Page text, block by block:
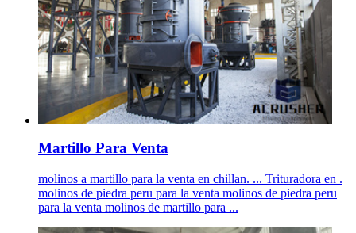
Martillo Para Venta
molinos a martillo para la venta en chillan. ... Trituradora en .
molinos de piedra peru para la venta molinos de piedra peru
para la venta molinos de martillo para ...